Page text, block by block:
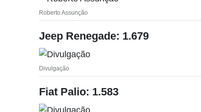
Roberto Assunção
Jeep Renegade: 1.679
Divulgação
Fiat Palio: 1.583